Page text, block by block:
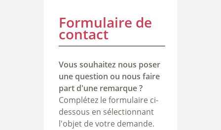
Formulaire de
contact
Vous souhaitez nous poser
une question ou nous faire
part d'une remarque ?
Complétez le formulaire ci-
dessous en sélectionnant
l'objet de votre demande.